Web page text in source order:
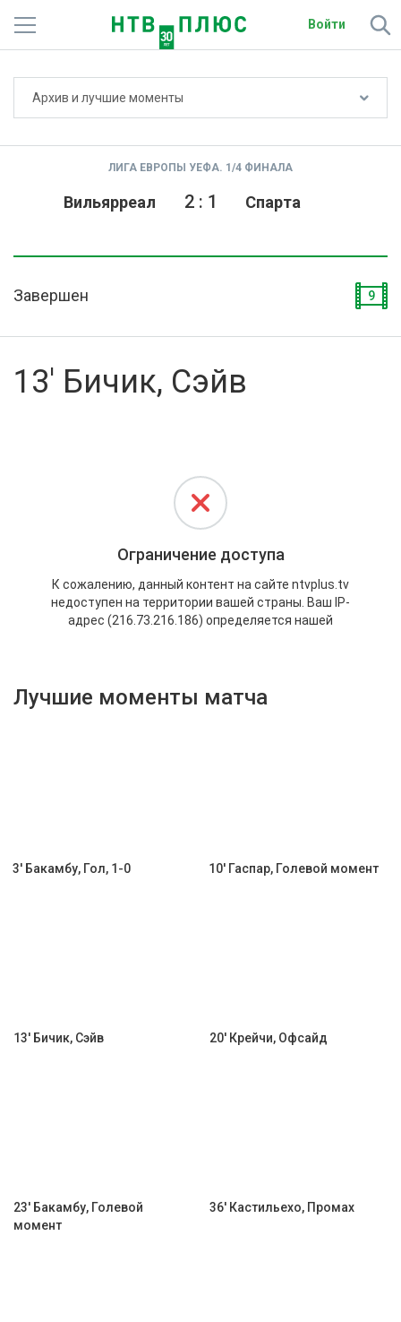
Войти
О сайте
Архив и лучшие моменты
ЛИГА ЕВРОПЫ УЕФА. 1/4 ФИНАЛА
Вильярреал Спарта
2: 1
Завершен 9
13' Бичик, Сэйв
Лучшие моменты матча
3' Бакамбу, Гол, 1-0 10' Гаспар, Голевой момент
13' Бичик, Сэйв 20' Крейчи, Офсайд
23' Бакамбу, Голевой
момент
36' Кастильехо, Промах